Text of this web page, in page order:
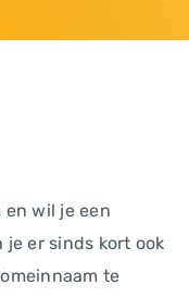
en wil je een
er sinds kort ook
te